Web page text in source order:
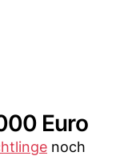
Euro
noch